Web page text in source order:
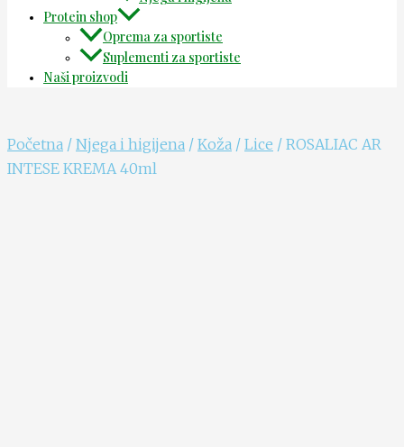
Protein shop
Oprema za sportiste
Suplementi za sportiste
Naši proizvodi
Početna / Njega i higijena / Koža / Lice / ROSALIAC AR
INTESE KREMA 40ml